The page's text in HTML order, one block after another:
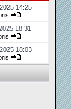
14:25
18:31
18:03